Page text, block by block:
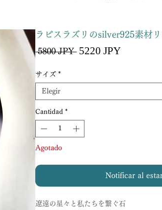
ラピスラズリのsilver925素材リ
5800 JPY Precio
5220 JPYPrecio
サイズ *
Elegir
Cantidad *
Agotado
Notificar al
遼遠の星々と私たちを繋ぐ石